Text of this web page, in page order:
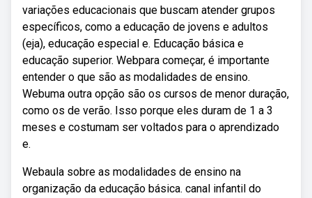
variações educacionais que buscam atender grupos
específicos, como a educação de jovens e adultos
(eja), educação especial e. Educação básica e
educação superior. Webpara começar, é importante
entender o que são as modalidades de ensino.
Webuma outra opção são os cursos de menor duração,
como os de verão. Isso porque eles duram de 1 a 3
meses e costumam ser voltados para o aprendizado
e.
Webaula sobre as modalidades de ensino na
organização da educação básica. canal infantil do